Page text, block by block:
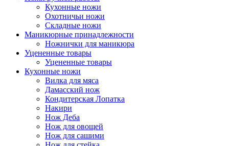
Кухонные ножи
Охотничьи ножи
Складные ножи
Маникюрные принадлежности
Ножнички для маникюра
Уцененные товары
Уцененные товары
Кухонные ножи
Вилка для мяса
Дамасский нож
Кондитерская Лопатка
Накири
Нож Деба
Нож для овощей
Нож для сашими